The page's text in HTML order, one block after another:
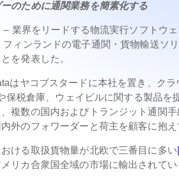
のために通関業務を簡素化する
– 業界をリードする物流実行ソフトウ
ィンランドの電子通関・貨物輸送ソ
を発表した。
はヤコブスタードに本社を置き、ク
保税倉庫、ウェイビルに関する製品
複数の国内およびトランジット通関
外のフォワーダーと荷主を顧客に抱え
ける取扱貨物量が北欧で三番目に多い
リカ合衆国全域の市場に輸出されてい